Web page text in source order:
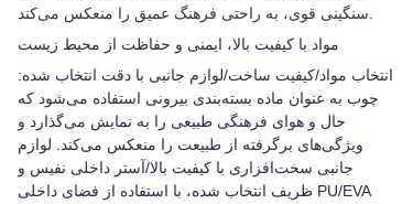
مواد با کیفیت بالا، ایمنی و حفاظت از محیط زیست
انتخاب مواد/کیفیت ساخت/لوازم جانبی با دقت انتخاب شده:
چوب به عنوان ماده بسته‌بندی بیرونی استفاده می‌شود که
حال و هوای فرهنگی طبیعی را به نمایش می‌گذارد و
ویژگی‌های برگرفته از طبیعت را منعکس می‌کند. لوازم
جانبی سخت‌افزاری با کیفیت بالا/آستر داخلی نفیس و
ظریف انتخاب شده، با استفاده از فضای داخلی PU/EVA